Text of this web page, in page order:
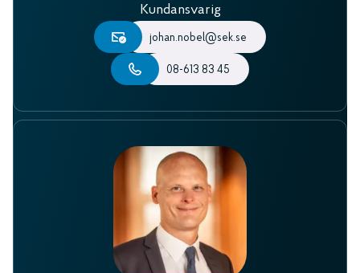
Kundansvarig
johan.nobel@sek.se
08-613 83 45